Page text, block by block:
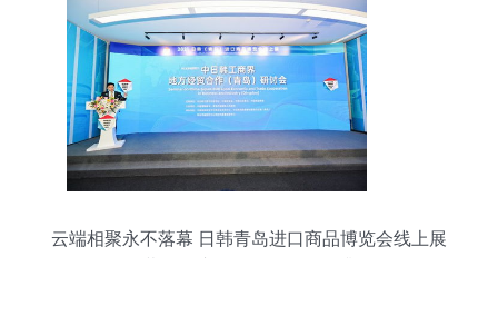
云端相聚永不落幕 日韩青岛进口商品博览会线上展